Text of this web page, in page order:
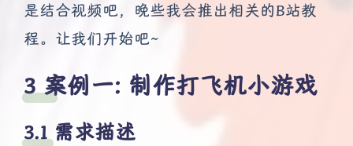
是结合视频吧，晚些我会推出相关的B站教
程。让我们开始吧~
案例一: 制作打飞机小游戏
需求描述